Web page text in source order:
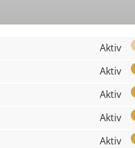
Sie kann
ein wunderschönes
Holen Sie sich den
Aktiv
Aktiv
Aktiv
Aktiv
Aktiv